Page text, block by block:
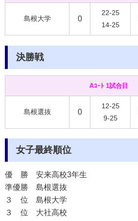
島根大学 0
22-25
14-25
決勝戦
Aｺｰﾄ 1試合目
島根選抜 0
12-25
9-25
女子最終順位
優 勝 安来高校3年生
準優勝 島根選抜
３ 位 島根大学
３ 位 大社高校